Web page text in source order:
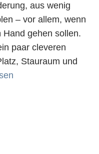
aus wenig
– vor allem, wenn
gehen sollen.
paar cleveren
Stauraum und